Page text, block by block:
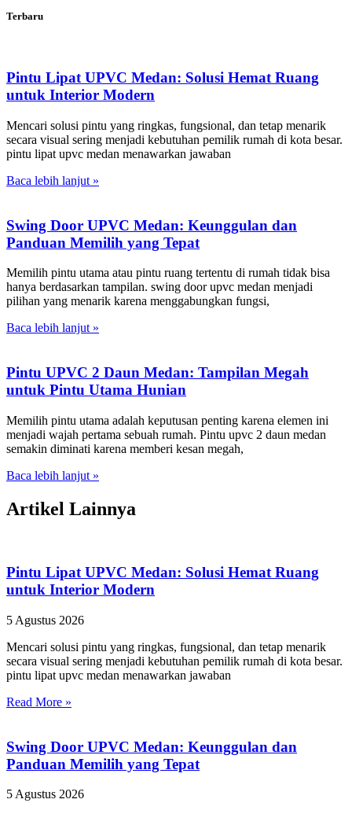
Terbaru
Pintu Lipat UPVC Medan: Solusi Hemat Ruang
untuk Interior Modern
Mencari solusi pintu yang ringkas, fungsional, dan tetap menarik
secara visual sering menjadi kebutuhan pemilik rumah di kota besar.
pintu lipat upvc medan menawarkan jawaban
Baca lebih lanjut »
Swing Door UPVC Medan: Keunggulan dan
Panduan Memilih yang Tepat
Memilih pintu utama atau pintu ruang tertentu di rumah tidak bisa
hanya berdasarkan tampilan. swing door upvc medan menjadi
pilihan yang menarik karena menggabungkan fungsi,
Baca lebih lanjut »
Pintu UPVC 2 Daun Medan: Tampilan Megah
untuk Pintu Utama Hunian
Memilih pintu utama adalah keputusan penting karena elemen ini
menjadi wajah pertama sebuah rumah. Pintu upvc 2 daun medan
semakin diminati karena memberi kesan megah,
Baca lebih lanjut »
Artikel Lainnya
Pintu Lipat UPVC Medan: Solusi Hemat Ruang
untuk Interior Modern
5 Agustus 2026
Mencari solusi pintu yang ringkas, fungsional, dan tetap menarik
secara visual sering menjadi kebutuhan pemilik rumah di kota besar.
pintu lipat upvc medan menawarkan jawaban
Read More »
Swing Door UPVC Medan: Keunggulan dan
Panduan Memilih yang Tepat
5 Agustus 2026